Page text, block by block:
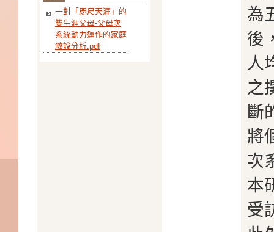
一對「咫尺天涯」的
雙生涯父母-父母次
系統動力運作的家庭
敘說分析.pdf
為
後
人
之
斷
將
次
本
受